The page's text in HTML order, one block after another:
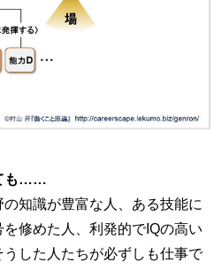
も……
知識が豊富な人、ある技能に
修めた人、利発的でIQの高い
した人たちが必ずしも仕事で